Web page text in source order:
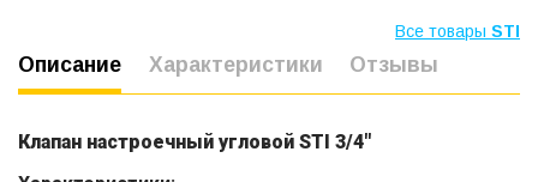
Все товары STI
Описание Характеристики Отзывы
Клапан настроечный угловой STI 3/4"